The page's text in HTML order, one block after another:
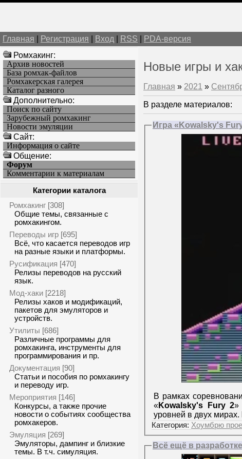
Главная Регистрация Вход RSS PDA-версия
Ромхакинг:
Архив новостей
База ромхак-файлов
Ромхакерская галерея
Каталог разного
Дополнительно:
Поиск по сайту
Зарубежный ромхакинг
Новости эмуляции
Cайт:
Информация о сайте
Общение:
Форум
Комментарии к материалам
Категории каталога
Ромхакинг [308]
Общие темы, связанные с
ромхакингом.
Переводы игр [695]
Всё, что касается переводов игр
на разные языки и платформы.
Русификация [470]
Релизы переводов на русский
язык.
Мод-хаки [2218]
Релизы хаков и модификаций,
пакетов для эмуляторов и
устройств.
Утилиты [686]
Различные программы для
ромхакинга, инструменты для
программирования и пр.
Документация [90]
Статьи и пособия по ромхакингу
и переводу игр.
Мероприятия [146]
Конкурсы, а также прочие
новости о событиях сообщества
ромхакеров.
Эмуляция [269]
Эмуляторы, дампинг и близкие
темы. В т.ч. симуляция.
Новые игры и
Главная » 2021 »
В разделе материалов:
Игра «Kowalsky's
В рамках
«Kowalsky's Fury 2»
уровней в двух
Категория: Хоумбрю
Всё ещё в